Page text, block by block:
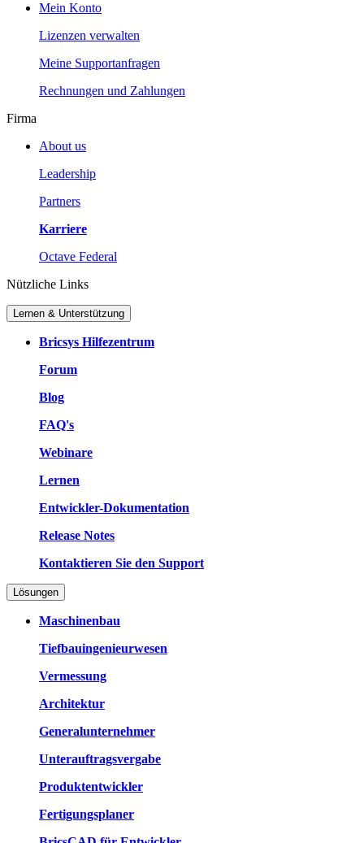
Mein Konto
Lizenzen verwalten
Meine Supportanfragen
Rechnungen und Zahlungen
Firma
About us
Leadership
Partners
Karriere
Octave Federal
Nützliche Links
Lernen & Unterstützung
Bricsys Hilfezentrum
Forum
Blog
FAQ's
Webinare
Lernen
Entwickler-Dokumentation
Release Notes
Kontaktieren Sie den Support
Lösungen
Maschinenbau
Tiefbauingenieurwesen
Vermessung
Architektur
Generalunternehmer
Unterauftragsvergabe
Produktentwickler
Fertigungsplaner